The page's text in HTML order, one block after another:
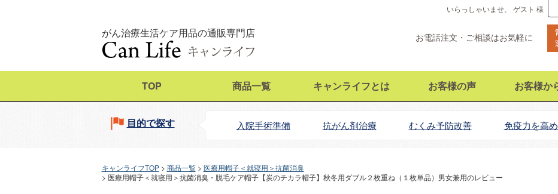
がん治療生活ケア用品の通販専門店
いらっしゃいませ、 ゲスト 様
お電話注文・ご相談はお気軽に
TOP 商品一覧 キャンライフとは お客様の声 お客様か
目的で探す 入院手術準備 抗がん剤治療 むくみ予防改善 免疫力を高
キャンライフTOP 商品一覧
医療用帽子＜就寝用＞抗菌消臭
医療用帽子＜就寝用＞抗菌消臭・脱毛ケア帽子【炭のチカラ帽子】秋冬用ダブル２枚重ね（１枚単品）男女兼用のレビュー